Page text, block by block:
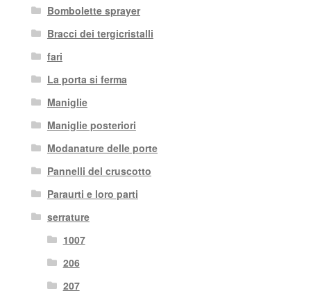
Bombolette sprayer
Bracci dei tergicristalli
fari
La porta si ferma
Maniglie
Maniglie posteriori
Modanature delle porte
Pannelli del cruscotto
Paraurti e loro parti
serrature
1007
206
207